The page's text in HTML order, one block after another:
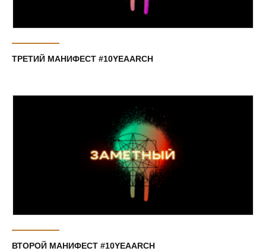
ТРЕТИЙ МАНИФЕСТ #10YEAARCH
ВТОРОЙ МАНИФЕСТ #10YEAARCH